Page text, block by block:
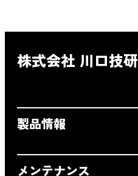
株式会社 川口技研
製品情報
メンテナンス